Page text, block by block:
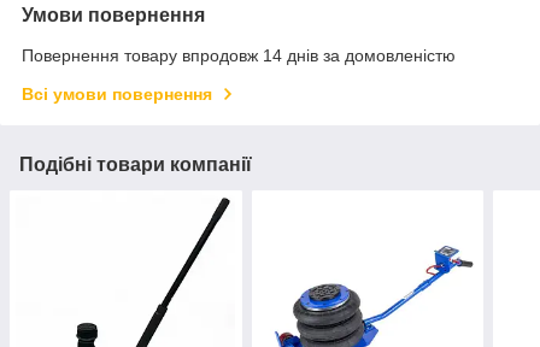
Умови повернення
Повернення товару впродовж 14 днів за домовленістю
Всі умови повернення
Подібні товари компанії